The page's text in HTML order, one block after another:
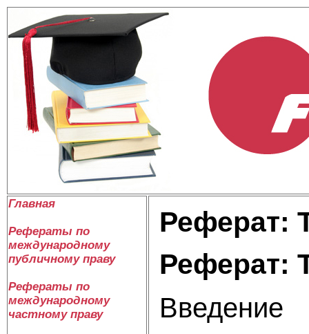
Главная
Рефераты по
международному
публичному праву
Рефераты по
международному
частному праву
Реферат:
Реферат:
Введение